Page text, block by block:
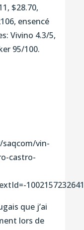
$28.70,
ensencé
Vivino 4.3/5,
95/100.
vin-
castro-
que j’ai
lors de